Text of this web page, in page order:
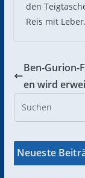
den
Reis mit Leber.
Ben-Gurion-
en wird
Neueste